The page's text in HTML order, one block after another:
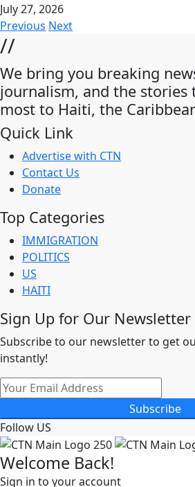
July 27, 2026
Previous Next
//
We bring you breaking
journalism, and the
most to Haiti, the
Quick Link
Advertise with CTN
Contact Us
Donate
Top Categories
IMMIGRATION
POLITICS
US
HAITI
Sign Up for Our Newsletter
Subscribe to our newsletter to get
instantly!
Subscribe
Follow US
Welcome Back!
Sign in to your account